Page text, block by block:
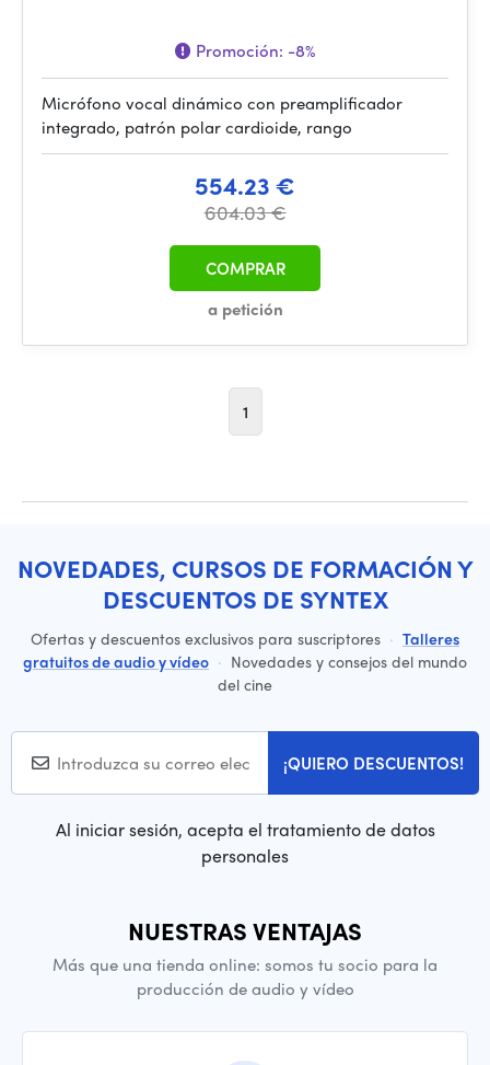
Promoción: -8%
Micrófono vocal dinámico con preamplificador
integrado, patrón polar cardioide, rango
554.23 €
604.03 €
a petición
COMPRAR
1
NOVEDADES, CURSOS DE FORMACIÓN Y
DESCUENTOS DE SYNTEX
Ofertas y descuentos exclusivos para suscriptores · Talleres
gratuitos de audio y vídeo · Novedades y consejos del mundo
del cine
¡QUIERO DESCUENTOS!
Al iniciar sesión, acepta el tratamiento de datos
personales
NUESTRAS VENTAJAS
Más que una tienda online: somos tu socio para la
producción de audio y vídeo